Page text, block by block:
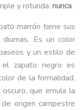
y rotunda: nunca.
marrón tiene sus
Es un color
y un estilo de
zapato negro es
de la formalidad,
que emula la
origen campestre